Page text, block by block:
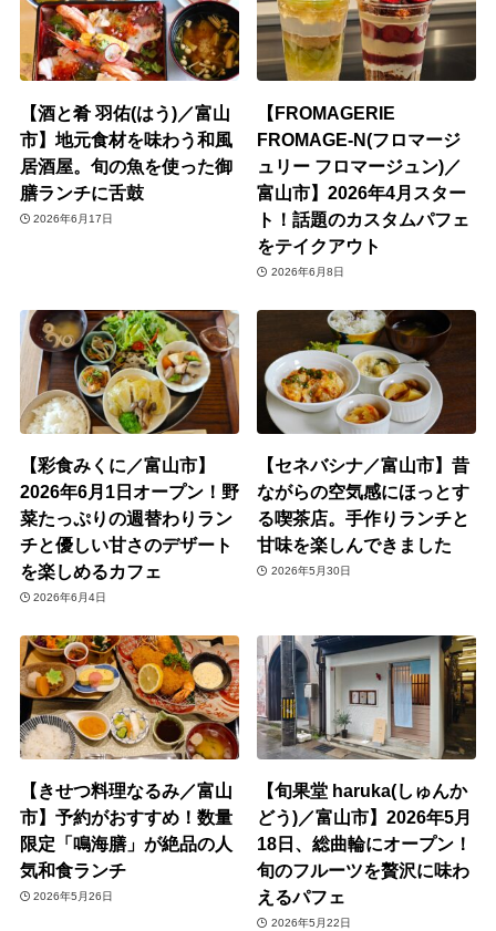
【酒と肴 羽佑(はう)／富山
市】地元食材を味わう和風
居酒屋。旬の魚を使った御
膳ランチに舌鼓
2026年6月17日
【FROMAGERIE
FROMAGE-N(フロマージ
ュリー フロマージュン)／
富山市】2026年4月スター
ト！話題のカスタムパフェ
をテイクアウト
2026年6月8日
【彩食みくに／富山市】
2026年6月1日オープン！野
菜たっぷりの週替わりラン
チと優しい甘さのデザート
を楽しめるカフェ
2026年6月4日
【セネバシナ／富山市】昔
ながらの空気感にほっとす
る喫茶店。手作りランチと
甘味を楽しんできました
2026年5月30日
【きせつ料理なるみ／富山
市】予約がおすすめ！数量
限定「鳴海膳」が絶品の人
気和食ランチ
2026年5月26日
【旬果堂 haruka(しゅんか
どう)／富山市】2026年5月
18日、総曲輪にオープン！
旬のフルーツを贅沢に味わ
えるパフェ
2026年5月22日